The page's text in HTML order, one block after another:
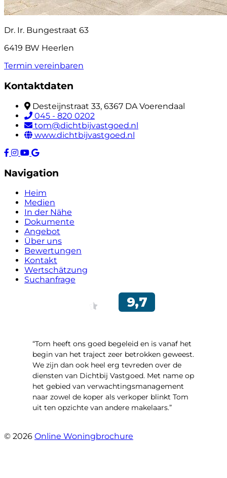
Dr. Ir. Bungestraat 63
6419 BW Heerlen
Termin vereinbaren
Kontaktdaten
Desteijnstraat 33, 6367 DA Voerendaal
045 - 820 0202
tom@dichtbijvastgoed.nl
www.dichtbijvastgoed.nl
Navigation
Heim
Medien
In der Nähe
Dokumente
Angebot
Über uns
Bewertungen
Kontakt
Wertschätzung
Suchanfrage
“Tom heeft ons goed begeleid en is vanaf het
begin van het traject zeer betrokken geweest.
We zijn dan ook heel erg tevreden over de
diensten van Dichtbij Vastgoed. Met name op
het gebied van verwachtingsmanagement
naar zowel de koper als verkoper blinkt Tom
uit ten opzichte van andere makelaars.”
© 2026 Online Woningbrochure